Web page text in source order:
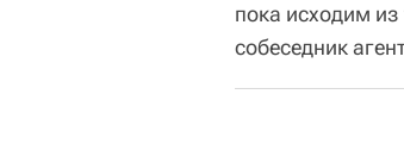
пока исходим из
собеседник